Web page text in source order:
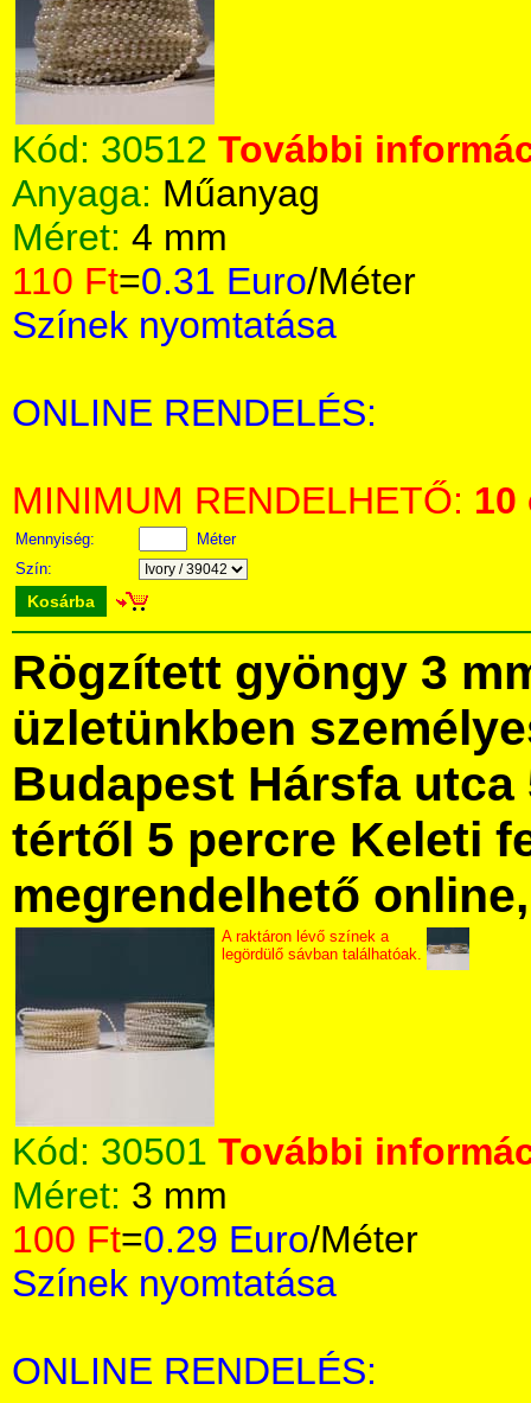
Kód: 30512 További
Anyaga: Műanyag
Méret: 4 mm
110 Ft=0.31 Euro/Méter
Színek nyomtatása
ONLINE RENDELÉS:
MINIMUM RENDELHETŐ: 10
Mennyiség:
Méter
Szín:
Kosárba
Rögzített gyöngy 3
üzletünkben
Budapest Hársfa utca
tértől 5 percre Keleti
megrendelhető
A raktáron lévő színek a
legördülő sávban találhatóak.
Kód: 30501 További
Méret: 3 mm
100 Ft=0.29 Euro/Méter
Színek nyomtatása
ONLINE RENDELÉS: